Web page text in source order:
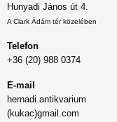
Hunyadi János út 4.
A Clark Ádám tér közelében
Telefon
+36 (20) 988 0374
E-mail
hernadi.antikvarium
(kukac)gmail.com